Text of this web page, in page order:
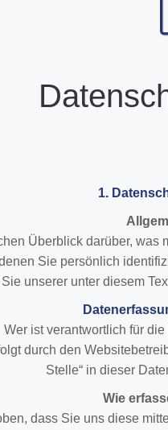
1.
Überblick darüber,
Sie persönlich
Sie unserer unter diesem
Wer ist verantwortlich für
durch den
Stelle“ in dieser
Wie
dass Sie uns diese